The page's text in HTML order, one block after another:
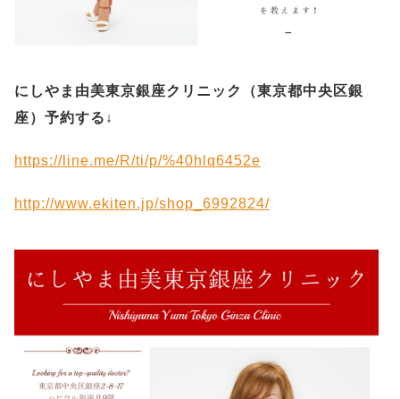
にしやま由美東京銀座クリニック（東京都中央区銀
座）予約する ↓
https://line.me/R/ti/p/%40hlq6452e
http://www.ekiten.jp/shop_6992824/